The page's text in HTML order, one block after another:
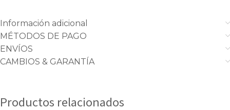
Información adicional
MÉTODOS DE PAGO
ENVÍOS
CAMBIOS & GARANTÍA
Productos relacionados